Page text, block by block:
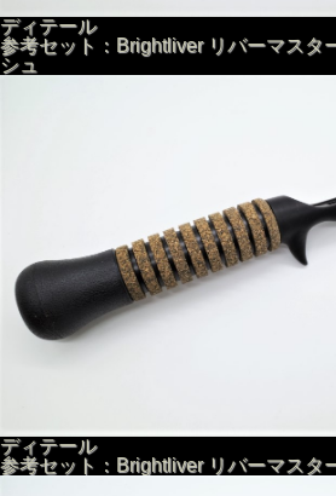
ディテール
参考セット：Brightliver リバーマスタ
シュ
ディテール
参考セット：Brightliver リバーマスタ